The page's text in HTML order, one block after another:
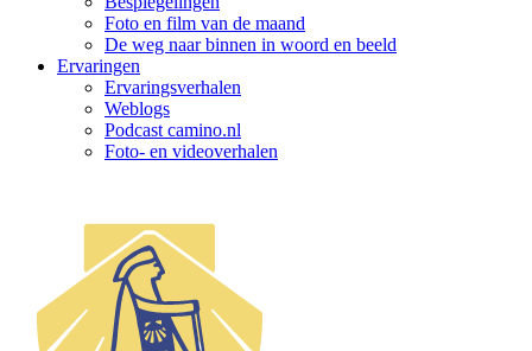
Foto en film van de maand
De weg naar binnen in woord en beeld
Ervaringen
Ervaringsverhalen
Weblogs
Podcast camino.nl
Foto- en videoverhalen